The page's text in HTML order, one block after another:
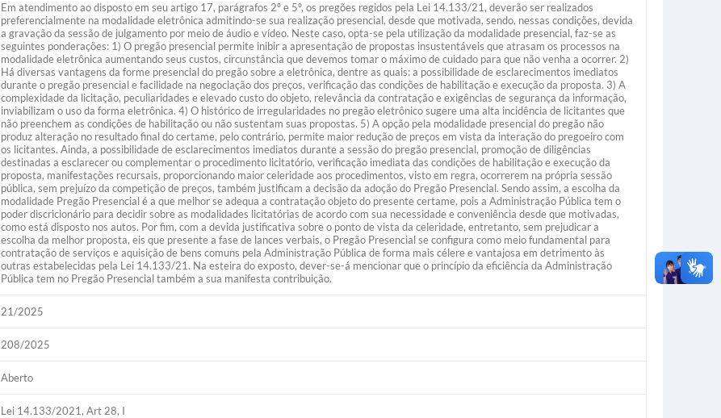
Em atendimento ao disposto em seu artigo 17, parágrafos 2º e 5º, os pregões regidos pela Lei 14.133/21, deverão ser realizados
preferencialmente na modalidade eletrônica admitindo-se sua realização presencial, desde que motivada, sendo, nessas condições, devida
a gravação da sessão de julgamento por meio de áudio e vídeo. Neste caso, opta-se pela utilização da modalidade presencial, faz-se as
seguintes ponderações: 1) O pregão presencial permite inibir a apresentação de propostas insustentáveis que atrasam os processos na
modalidade eletrônica aumentando seus custos, circunstância que devemos tomar o máximo de cuidado para que não venha a ocorrer. 2)
Há diversas vantagens da forme presencial do pregão sobre a eletrônica, dentre as quais: a possibilidade de esclarecimentos imediatos
durante o pregão presencial e facilidade na negociação dos preços, verificação das condições de habilitação e execução da proposta. 3) A
complexidade da licitação, peculiaridades e elevado custo do objeto, relevância da contratação e exigências de segurança da informação,
inviabilizam o uso da forma eletrônica. 4) O histórico de irregularidades no pregão eletrônico sugere uma alta incidência de licitantes que
não preenchem as condições de habilitação ou não sustentam suas propostas. 5) A opção pela modalidade presencial do pregão não
produz alteração no resultado final do certame, pelo contrário, permite maior redução de preços em vista da interação do pregoeiro com
os licitantes. Ainda, a possibilidade de esclarecimentos imediatos durante a sessão do pregão presencial, promoção de diligências
destinadas a esclarecer ou complementar o procedimento licitatório, verificação imediata das condições de habilitação e execução da
proposta, manifestações recursais, proporcionando maior celeridade aos procedimentos, visto em regra, ocorrerem na própria sessão
pública, sem prejuízo da competição de preços, também justificam a decisão da adoção do Pregão Presencial. Sendo assim, a escolha da
modalidade Pregão Presencial é a que melhor se adequa a contratação objeto do presente certame, pois a Administração Pública tem o
poder discricionário para decidir sobre as modalidades licitatórias de acordo com sua necessidade e conveniência desde que motivadas,
como está disposto nos autos. Por fim, com a devida justificativa sobre o ponto de vista da celeridade, entretanto, sem prejudicar a
escolha da melhor proposta, eis que presente a fase de lances verbais, o Pregão Presencial se configura como meio fundamental para
contratação de serviços e aquisição de bens comuns pela Administração Pública de forma mais célere e vantajosa em detrimento às
outras estabelecidas pela Lei 14.133/21. Na esteira do exposto, dever-se-á mencionar que o princípio da eficiência da Administração
Pública tem no Pregão Presencial também a sua manifesta contribuição.
21/2025
208/2025
Aberto
Lei 14.133/2021, Art 28, I